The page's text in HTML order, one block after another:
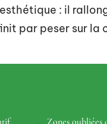
: il
par peser sur la
Zones oubliées